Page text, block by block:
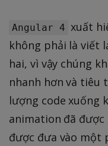
Angular 4 xuất
không phải là viết
hai, vì vậy chúng
nhanh hơn và tiêu
lượng code xuống
animation đã
được đưa vào một